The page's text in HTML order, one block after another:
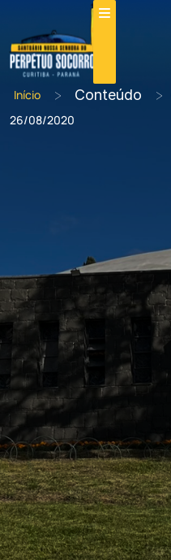
Início > Conteúdo >
26/08/2020